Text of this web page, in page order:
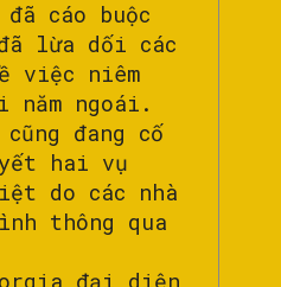
đã cáo buộc
lừa dối các
việc niêm
năm ngoái.
đang cố
hai vụ
do các nhà
thông qua